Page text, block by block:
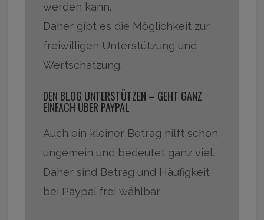
werden kann.
Daher gibt es die Möglichkeit zur
freiwilligen Unterstützung und
Wertschätzung.
DEN BLOG UNTERSTÜTZEN – GEHT GANZ
EINFACH ÜBER PAYPAL
Auch ein kleiner Betrag hilft schon
ungemein und bedeutet ganz viel.
Daher sind Betrag und Häufigkeit
bei Paypal frei wählbar.